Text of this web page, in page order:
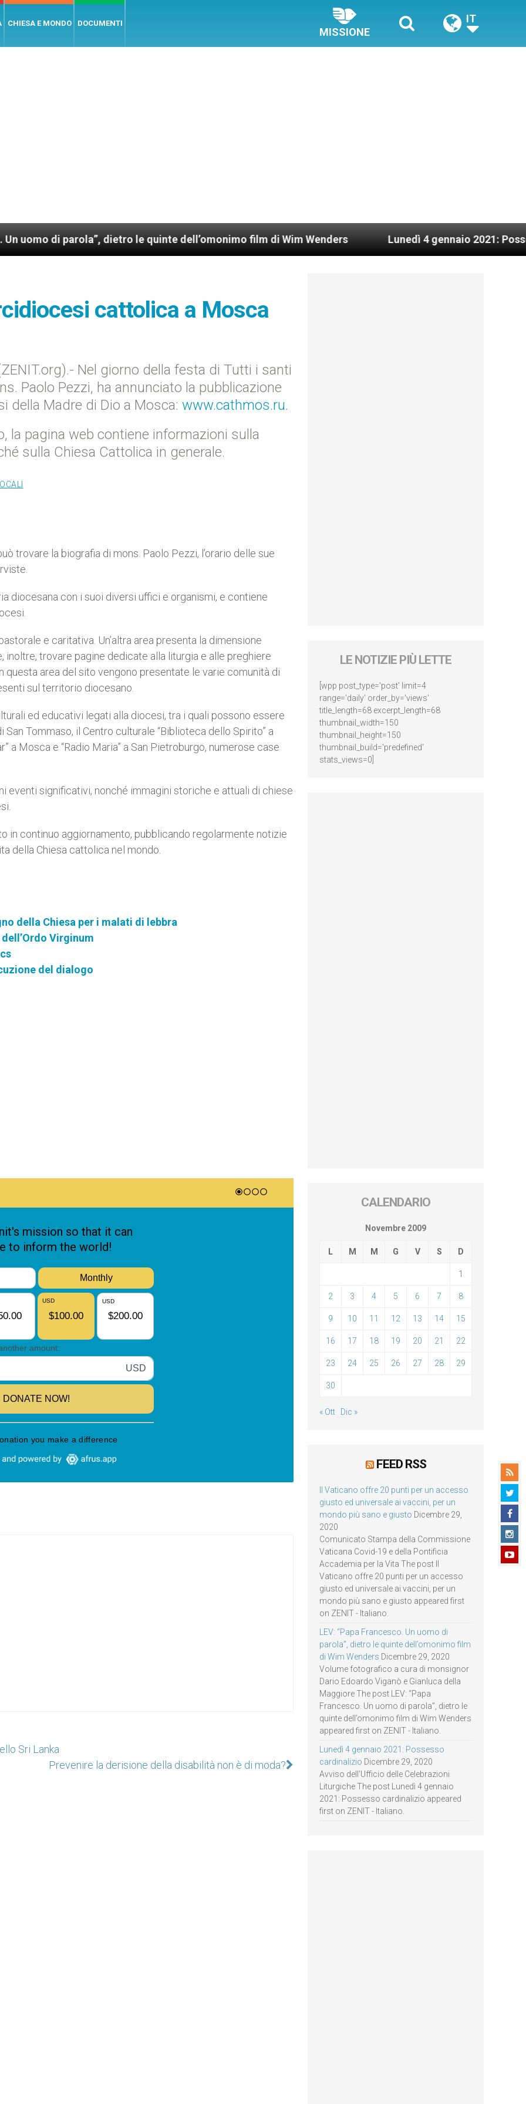
CHIESA E MONDO DOCUMENTI
MISSIONE
IT
parola”, dietro le quinte dell’omonimo film di Wim Wenders Lunedì 4 gennaio 2021: Possesso
cattolica a Mosca
Nel giorno della festa di Tutti i santi
Paolo Pezzi, ha annunciato la pubblicazione
della Madre di Dio a Mosca: www.cathmos.ru.
la pagina web contiene informazioni sulla
sulla Chiesa Cattolica in generale.
trovare la biografia di mons. Paolo Pezzi, l’orario delle sue
diocesana con i suoi diversi uffici e organismi, e contiene
e caritativa. Un’altra area presenta la dimensione
inoltre, trovare pagine dedicate alla liturgia e alle preghiere
area del sito vengono presentate le varie comunità di
sul territorio diocesano.
ed educativi legati alla diocesi, tra i quali possono essere
Tommaso, il Centro culturale “Biblioteca dello Spirito” a
a Mosca e “Radio Maria” a San Pietroburgo, numerose case
eventi significativi, nonché immagini storiche e attuali di chiese
in continuo aggiornamento, pubblicando regolarmente notizie
della Chiesa cattolica nel mondo.
della Chiesa per i malati di lebbra
Virginum
del dialogo
Sri Lanka
Prevenire la derisione della disabilità non è di moda?
LE NOTIZIE PIÙ LETTE
[wpp post_type='post' limit=4
range='daily' order_by='views'
title_length=68 excerpt_length=68
thumbnail_width=150
thumbnail_height=150
thumbnail_build='predefined'
stats_views=0]
CALENDARIO
Novembre 2009
L M M G V S D
1
2 3 4 5 6 7 8
9 10 11 12 13 14 15
16 17 18 19 20 21 22
23 24 25 26 27 28 29
30
« Ott Dic »
FEED RSS
Il Vaticano offre 20 punti per un accesso
giusto ed universale ai vaccini, per un
mondo più sano e giusto Dicembre 29,
2020
Comunicato Stampa della Commissione
Vaticana Covid-19 e della Pontificia
Accademia per la Vita The post Il
Vaticano offre 20 punti per un accesso
giusto ed universale ai vaccini, per un
mondo più sano e giusto appeared first
on ZENIT - Italiano.
LEV: “Papa Francesco. Un uomo di
parola”, dietro le quinte dell’omonimo film
di Wim Wenders Dicembre 29, 2020
Volume fotografico a cura di monsignor
Dario Edoardo Viganò e Gianluca della
Maggiore The post LEV: “Papa
Francesco. Un uomo di parola”, dietro le
quinte dell’omonimo film di Wim Wenders
appeared first on ZENIT - Italiano.
Lunedì 4 gennaio 2021: Possesso
cardinalizio Dicembre 29, 2020
Avviso dell’Ufficio delle Celebrazioni
Liturgiche The post Lunedì 4 gennaio
2021: Possesso cardinalizio appeared
first on ZENIT - Italiano.